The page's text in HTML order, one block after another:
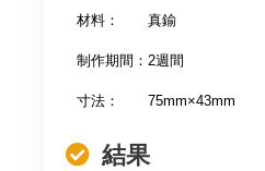
材料：　　真鍮
制作期間：2週間
寸法：　　75mm×43mm
結果